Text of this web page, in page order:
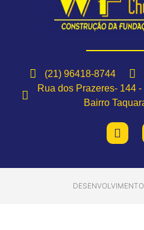
(21) 96418-8744
Rua dos Prazeres- 144
Bairro